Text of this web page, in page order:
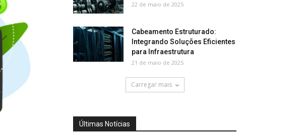
22 de maio de 2025
Cabeamento Estruturado:
Integrando Soluções Eficientes
para Infraestrutura
21 de maio de 2025
Carregar mais
Últimas Notícias